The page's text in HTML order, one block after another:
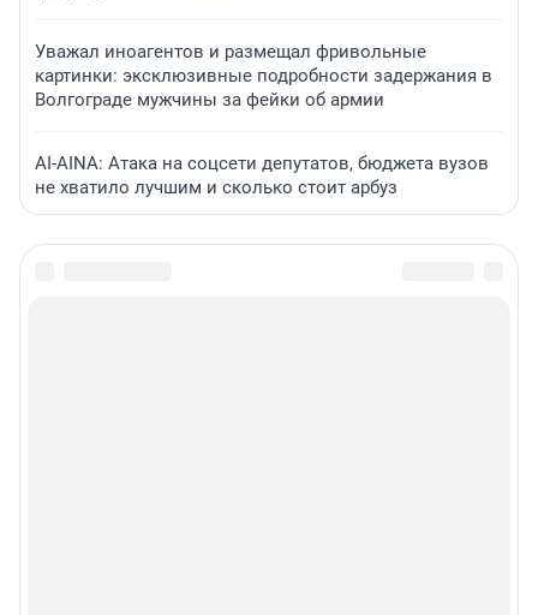
Уважал иноагентов и размещал фривольные
картинки: эксклюзивные подробности задержания в
Волгограде мужчины за фейки об армии
AI-AINA: Атака на соцсети депутатов, бюджета вузов
не хватило лучшим и сколько стоит арбуз